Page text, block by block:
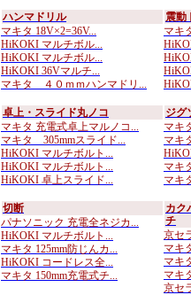
ハンマドリル
マキタ 18V×2=36V...
HiKOKI マルチボル...
HiKOKI マルチボル...
HiKOKI 36Vマルチ...
マキタ ４０ｍｍハンマドリ...
震動
マキ
卓上・スライド丸ノコ
マキタ 充電式卓上マルノコ...
マキタ 305mmスライド...
HiKOKI マルチボルト...
HiKOKI マルチボルト...
HiKOKI 卓上スライド...
ジグ
マキ
マキ
マキ
マキ
切断
パナソニック 充電全ネジカ...
HiKOKI マルチボルト...
マキタ 125mm防じんカ...
HiKOKI コードレス全...
マキタ 150mm充電式チ...
カク
チ
京セ
マキ
マキ
マキ
京セ